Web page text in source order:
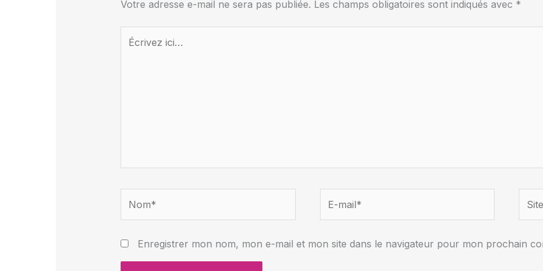
Votre adresse e-mail ne sera pas publiée. Les champs obligatoires sont indiqués avec *
Écrivez
ici…
mail*
Enregistrer mon nom, mon e-mail et mon site dans le navigateur pour mon prochain